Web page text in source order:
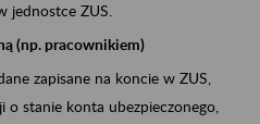
jednostce ZUS.
(np. pracownikiem)
zapisane na koncie w ZUS,
o stanie konta ubezpieczonego,